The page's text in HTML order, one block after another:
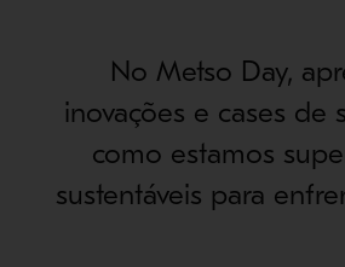
No Metso Day,
inovações e cases de
como estamos
sustentáveis para